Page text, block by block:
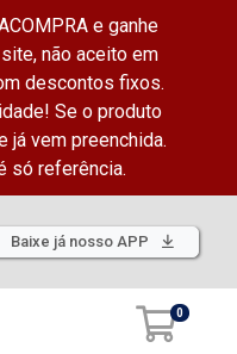
e ganhe
não aceito em
descontos fixos.
Se o produto
já vem preenchida.
só referência.
Baixe já nosso APP
0